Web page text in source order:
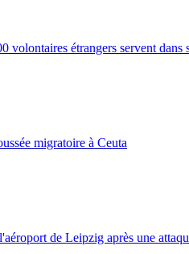
volontaires étrangers servent dans
migratoire à Ceuta
de Leipzig après une